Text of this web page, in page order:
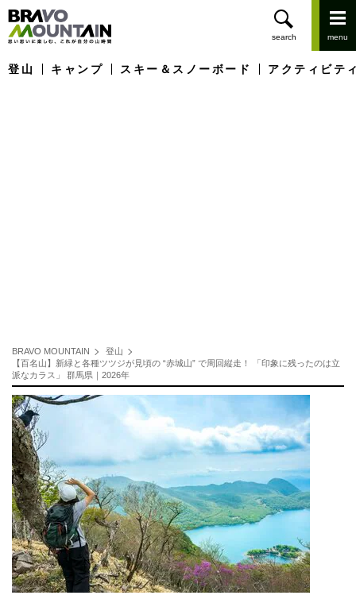
登山 キャンプ スキー＆スノーボード アクティビテ
BRAVO MOUNTAIN
登山
【百名山】新緑と各種ツツジが見頃の “赤城山” で周回縦走！ 「印象に残ったのは立
派なカラス」 群馬県｜2026年